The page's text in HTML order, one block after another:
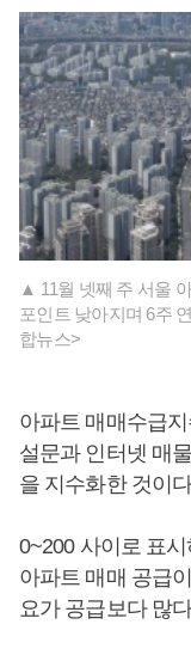
▲ 11월 넷째 주 서울
포인트 낮아지며 6주
합뉴스>
아파트 매매수급
설문과 인터넷 매
을 지수화한 것이
0~200 사이로 표
아파트 매매 공급
요가 공급보다 많